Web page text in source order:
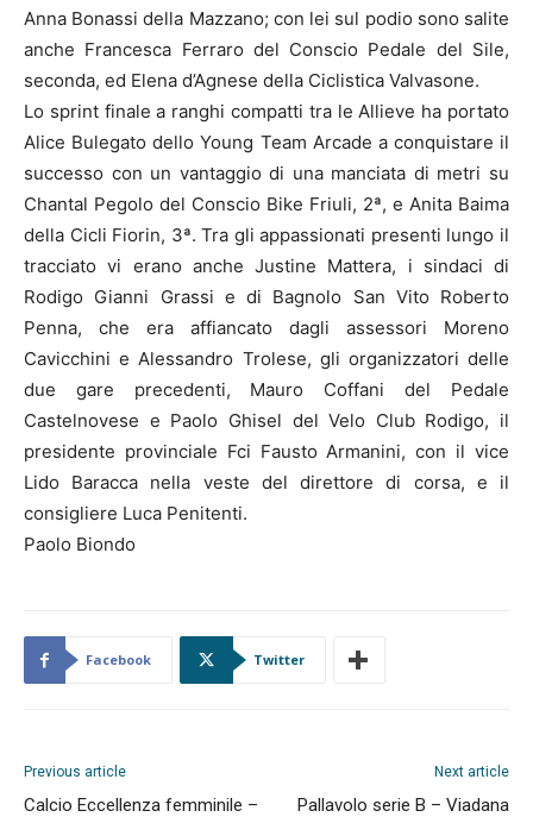
Anna Bonassi della Mazzano; con lei sul podio sono salite
anche Francesca Ferraro del Conscio Pedale del Sile,
seconda, ed Elena d’Agnese della Ciclistica Valvasone.
Lo sprint finale a ranghi compatti tra le Allieve ha portato
Alice Bulegato dello Young Team Arcade a conquistare il
successo con un vantaggio di una manciata di metri su
Chantal Pegolo del Conscio Bike Friuli, 2ª, e Anita Baima
della Cicli Fiorin, 3ª. Tra gli appassionati presenti lungo il
tracciato vi erano anche Justine Mattera, i sindaci di
Rodigo Gianni Grassi e di Bagnolo San Vito Roberto
Penna, che era affiancato dagli assessori Moreno
Cavicchini e Alessandro Trolese, gli organizzatori delle
due gare precedenti, Mauro Coffani del Pedale
Castelnovese e Paolo Ghisel del Velo Club Rodigo, il
presidente provinciale Fci Fausto Armanini, con il vice
Lido Baracca nella veste del direttore di corsa, e il
consigliere Luca Penitenti.
Paolo Biondo
Facebook Twitter
Previous article
Calcio Eccellenza femminile –
Next article
Pallavolo serie B – Viadana